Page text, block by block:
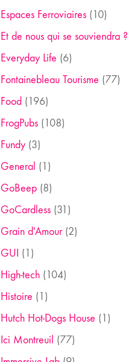
Espaces Ferroviaires(10)
Et de nous qui se souviendra ?
Everyday Life (6)
Fontainebleau Tourisme (77)
Food (196)
FrogPubs(108)
Fundy(3)
General (1)
GoBeep(8)
GoCardless(31)
Grain d'Amour(2)
GUI (1)
High-tech(104)
Histoire (1)
Hutch Hot-Dogs House (1)
Ici Montreuil (77)